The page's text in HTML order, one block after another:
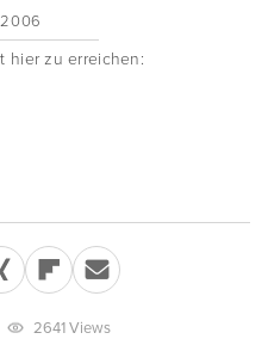
hier zu erreichen:
2641 Views